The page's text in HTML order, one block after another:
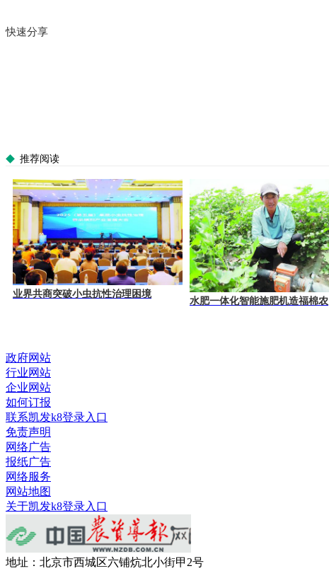
快速分享
推荐阅读
业界共商突破小虫抗性治理困境
水肥一体化智能施肥机造福棉农
政府网站
行业网站
企业网站
如何订报
联系凯发k8登录入口
免责声明
网络广告
报纸广告
网络服务
网站地图
关于凯发k8登录入口
地址：北京市西城区六铺炕北小街甲2号